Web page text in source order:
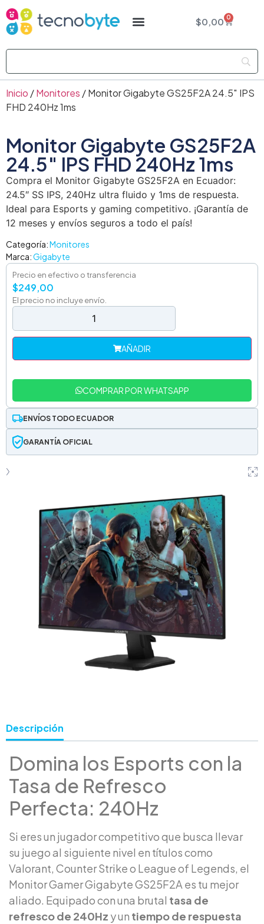
$0,00 0
Inicio /Monitores / Monitor Gigabyte GS25F2A 24.5″ IPS
FHD 240Hz 1ms
Monitor Gigabyte GS25F2A
24.5″ IPS FHD 240Hz 1ms
Compra el Monitor Gigabyte GS25F2A en Ecuador:
24.5″ SS IPS, 240Hz ultra fluido y 1ms de respuesta.
Ideal para Esports y gaming competitivo. ¡Garantía de
12 meses y envíos seguros a todo el país!
Categoría:Monitores
Marca:Gigabyte
Precio en efectivo o transferencia
$249,00
El precio no incluye envío.
AÑADIR
COMPRAR POR WHATSAPP
ENVÍOS TODO ECUADOR
GARANTÍA OFICIAL
Descripción
Domina los Esports con la
Tasa de Refresco
Perfecta: 240Hz
Si eres un jugador competitivo que busca llevar
su juego al siguiente nivel en títulos como
Valorant, Counter Strike o League of Legends, el
Monitor Gamer Gigabyte GS25F2A es tu mejor
aliado. Equipado con una brutal tasa de
refresco de 240Hz y un tiempo de respuesta